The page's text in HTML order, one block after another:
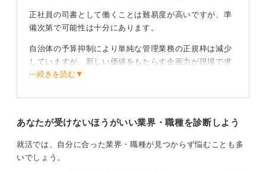
正社員の司書として働くことは難易度が高いですが、準
備次第で可能性は十分にあります。
自治体の予算抑制により単純な管理業務の正規枠は減少
していますが、新しい価値をもたらす企画力が現場で求
められています。
ます。
自分だけの強みを武器に道を切り拓こう
⋯続きを読む▼
あなたが受けないほうがいい業界・職種を診断しよう
就活では、自分に合った業界・職種が見つからず悩むことも多
いでしょう。